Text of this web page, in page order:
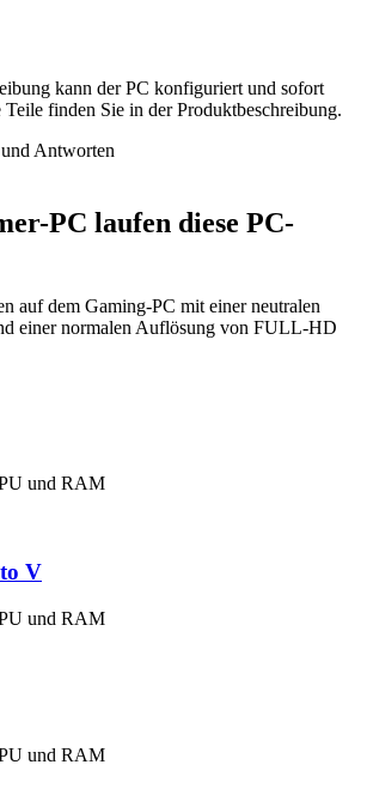
kann der PC konfiguriert und sofort
Teile finden Sie in der Produktbeschreibung.
Antworten
PC laufen diese PC-
auf dem Gaming-PC mit einer neutralen
einer normalen Auflösung von FULL-HD
und RAM
V
und RAM
und RAM